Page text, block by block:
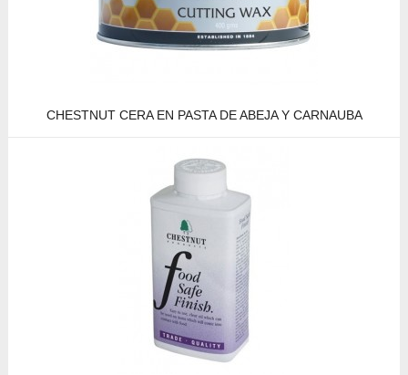
CHESTNUT CERA EN PASTA DE ABEJA Y CARNAUBA